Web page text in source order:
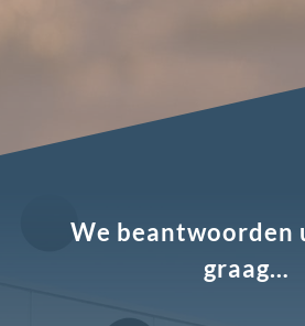
We beantwoorden
graag…